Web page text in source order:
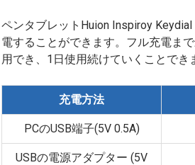
ペンタブレットHuion Inspiroy
電することができます。フル充電ま
用でき、1日使用続けていくことでき
充電方法
PCのUSB端子(5V 0.5A)
USBの電源アダプター (5V